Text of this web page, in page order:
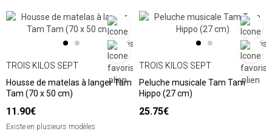
TROIS KILOS SEPT
Housse de matelas à langer Tam
Tam (70 x 50 cm)
11.90€
Existe en plusieurs modèles
TROIS KILOS SEPT
Peluche musicale Tam Tam
Hippo (27 cm)
25.75€